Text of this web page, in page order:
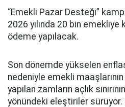
“Emekli Pazar Desteği”
2026 yılında 20 bin emekliye
ödeme yapılacak.
Son dönemde yükselen
nedeniyle emekli
yapılan zamların açlık
yönündeki eleştiriler